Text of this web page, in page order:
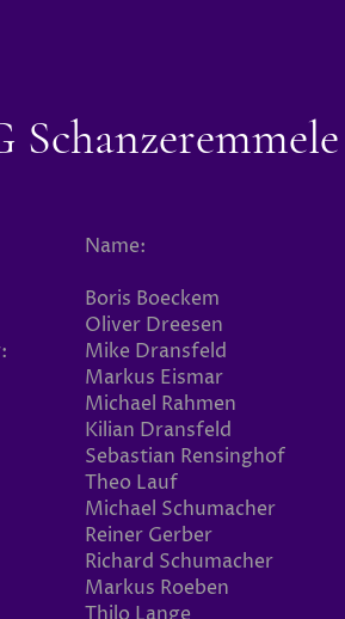
Name:
Boris Boeckem
Oliver Dreesen
Mike Dransfeld
Markus Eismar
Michael Rahmen
Kilian Dransfeld
Sebastian Rensinghof
Theo Lauf
Michael Schumacher
Reiner Gerber
Richard Schumacher
Markus Roeben
Thilo Lange